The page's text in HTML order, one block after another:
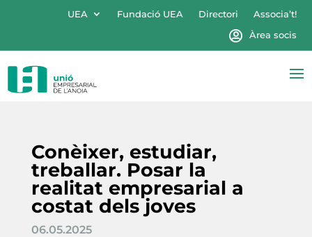
UEA Fundació UEA Directori
Associa’t!
Àrea socis
Conèixer, estudiar,
treballar. Posar la
realitat empresarial a
costat dels joves
06.05.2025